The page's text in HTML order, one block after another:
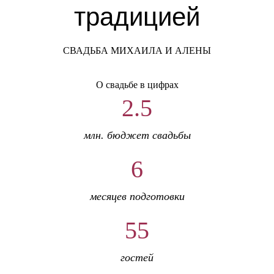
традицией
СВАДЬБА МИХАИЛА И АЛЕНЫ
О свадьбе в цифрах
2.5
млн. бюджет свадьбы
6
месяцев подготовки
55
гостей